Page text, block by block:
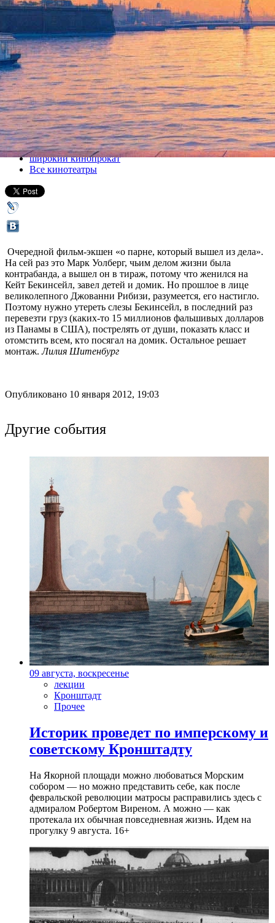
Контрабанда
12 января 2012, четверг-08 февраля 2012, среда
Версия для печати
Все кино
широкий кинопрокат
Все кинотеатры
Очередной фильм-экшен «о парне, который вышел из дела».
На сей раз это Марк Уолберг, чьим делом жизни была
контрабанда, а вышел он в тираж, потому что женился на
Кейт Бекинсейл, завел детей и домик. Но прошлое в лице
великолепного Джованни Рибизи, разумеется, его настигло.
Поэтому нужно утереть слезы Бекинсейл, в последний раз
перевезти груз (каких-то 15 миллионов фальшивых долларов
из Панамы в США), пострелять от души, показать класс и
отомстить всем, кто посягал на домик. Остальное решает
монтаж.Лилия Шитенбург
Опубликовано 10 января 2012, 19:03
Другие события
09 августа, воскресенье
лекции
Кронштадт
Прочее
Историк проведет по имперскому и
советскому Кронштадту
На Якорной площади можно любоваться Морским
собором — но можно представить себе, как после
февральской революции матросы расправились здесь с
адмиралом Робертом Виреном. А можно — как
протекала их обычная повседневная жизнь. Идем на
прогулку 9 августа. 16+